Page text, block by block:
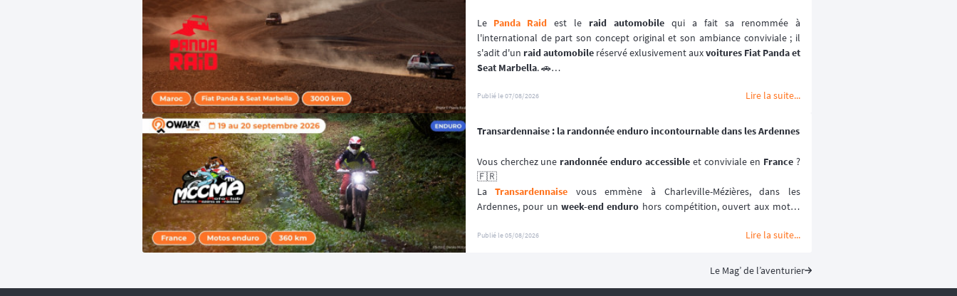
Le Panda Raid est le raid automobile qui a fait sa renommée à
l'international de part son concept original et son ambiance conviviale ; il
s'adit d'un raid automobile réservé exlusivement aux voitures Fiat Panda et
Seat Marbella. 🚗
à bord de véhicules youngtimers
Publié le07/08/2026 Lire la suite...
Transardennaise : la randonnée enduro incontournable dans les Ardennes
Vous cherchez une randonnée enduro accessible et conviviale en France ?
🇫🇷
La Transardennaise vous emmène à Charleville-Mézières, dans les
Ardennes, pour un week-end enduro hors compétition, ouvert aux motos
Portée par le Moto Club de Charleville-Mézières en Ardennes (MCCMA)
Publié le05/08/2026 Lire la suite...
Le Mag’ de l’aventurier